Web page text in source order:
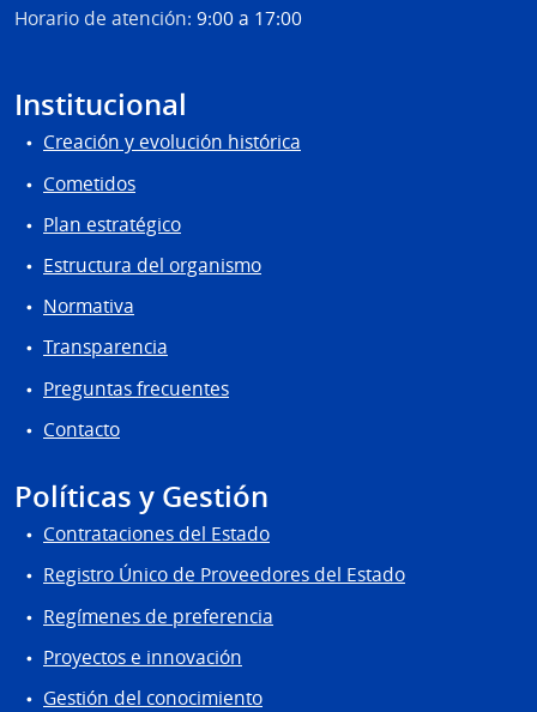
Horario de atención: 9:00 a 17:00
Institucional
Creación y evolución histórica
Cometidos
Plan estratégico
Estructura del organismo
Normativa
Transparencia
Preguntas frecuentes
Contacto
Políticas y Gestión
Contrataciones del Estado
Registro Único de Proveedores del Estado
Regímenes de preferencia
Proyectos e innovación
Gestión del conocimiento